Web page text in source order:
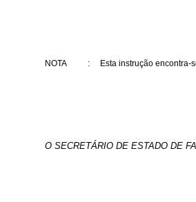
NOTA : Esta instrução encontra-
O SECRETÁRIO DE ESTADO DE